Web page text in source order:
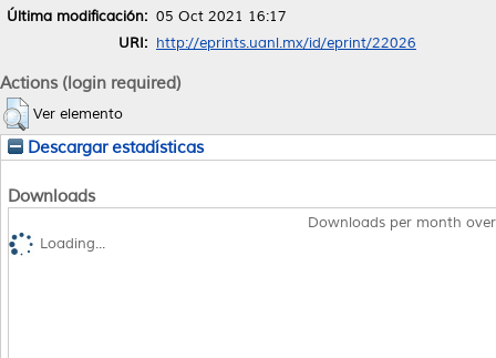
Última modificación: 05 Oct 2021 16:17
URI: http://eprints.uanl.mx/id/eprint/22026
Actions (login required)
Ver elemento
Descargar estadísticas
Downloads
Downloads per month
Loading...